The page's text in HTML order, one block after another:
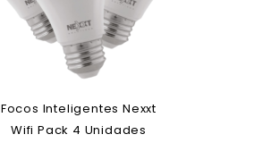
Focos Inteligentes Nexxt
Wifi Pack 4 Unidades